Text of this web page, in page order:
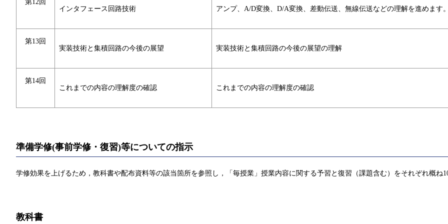
第12回
インタフェース回路技術
アンプ、A/D変換、D/A変換、差動伝送、無線伝送などの理解を進めます。
第13回
実装技術と集積回路の今後の展望
実装技術と集積回路の今後の展望の理解
第14回
これまでの内容の理解度の確認
これまでの内容の理解度の確認
準備学修(事前学修・復習)等についての指示
学修効果を上げるため，教科書や配布資料等の該当箇所を参照し，「毎授業」授業内容に関する予習と復習（課題含む）をそれぞれ概ね
教科書